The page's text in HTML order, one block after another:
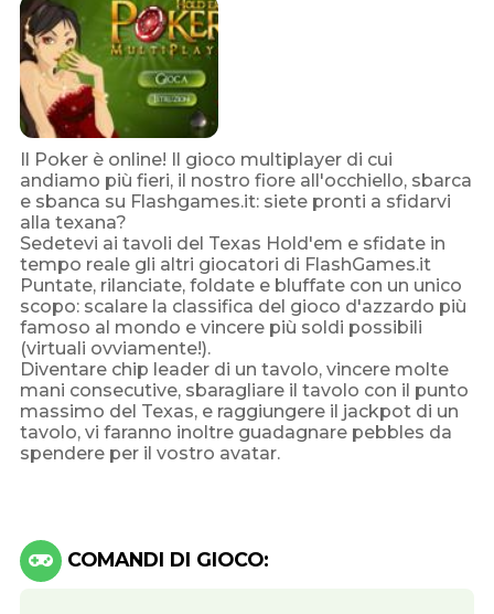
Il Poker è online! Il gioco multiplayer di cui
andiamo più fieri, il nostro fiore all'occhiello, sbarca
e sbanca su Flashgames.it: siete pronti a sfidarvi
alla texana?
Sedetevi ai tavoli del Texas Hold'em e sfidate in
tempo reale gli altri giocatori di FlashGames.it
Puntate, rilanciate, foldate e bluffate con un unico
scopo: scalare la classifica del gioco d'azzardo più
famoso al mondo e vincere più soldi possibili
(virtuali ovviamente!).
Diventare chip leader di un tavolo, vincere molte
mani consecutive, sbaragliare il tavolo con il punto
massimo del Texas, e raggiungere il jackpot di un
tavolo, vi faranno inoltre guadagnare pebbles da
spendere per il vostro avatar.
COMANDI DI GIOCO: